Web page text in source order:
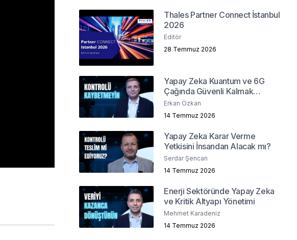
Thales Partner Connect İstanbul
2026
Editör
28 Temmuz 2026
Yapay Zeka Kuantum ve 6G
Çağında Güvenli Kalmak
Mümkün mü?
Erkan Özkan
14 Temmuz 2026
Yapay Zeka Karar Verme
Yetkisini İnsandan Alacak mı?
Serdar Şencan
14 Temmuz 2026
Enerji Sektöründe Yapay Zeka
ve Kritik Altyapı Yönetimi
Mehmet Karadeniz
14 Temmuz 2026